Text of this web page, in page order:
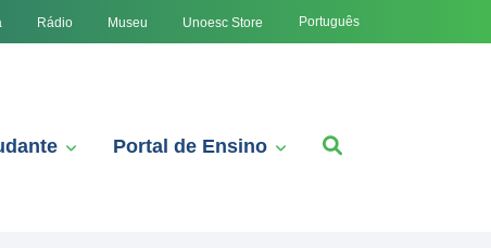
Rádio Museu Unoesc Store Português
Portal de Ensino